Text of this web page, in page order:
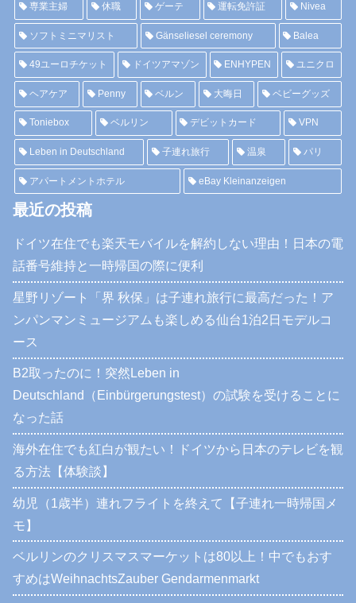
専業主婦 休職 ゲーテ 運転免許証 Nivea
ソフトミニマリスト Gänseliesel ceremony Balea
49ユーロチケット ドイツアマゾン ENHYPEN ユニクロ
ヘアケア Penny ベルン 大晦日 ベビーグッズ
Toniebox ベルリン デビットカード VPN
Leben in Deutschland 子連れ旅行 温泉 パリ
アパートメントホテル eBay Kleinanzeigen
最近の投稿
ドイツ在住でも楽天モバイルを解約しない理由！日本の電
話番号維持と一時帰国の際に便利
星野リゾート「界 秋保」は子連れ旅行に最高だった！ア
ンパンマンミュージアムも楽しめる仙台1泊2日モデルコ
ース
B2取ったのに！突然Leben in
Deutschland（Einbürgerungstest）の試験を受けることに
なった話
海外在住でも紅白が観たい！ドイツから日本のテレビを観
る方法【体験談】
幼児（1歳半）連れフライトを終えて【子連れ一時帰国メ
モ】
ベルリンのクリスマスマーケットは80以上！中でもおす
すめはWeihnachtsZauber Gendarmenmarkt